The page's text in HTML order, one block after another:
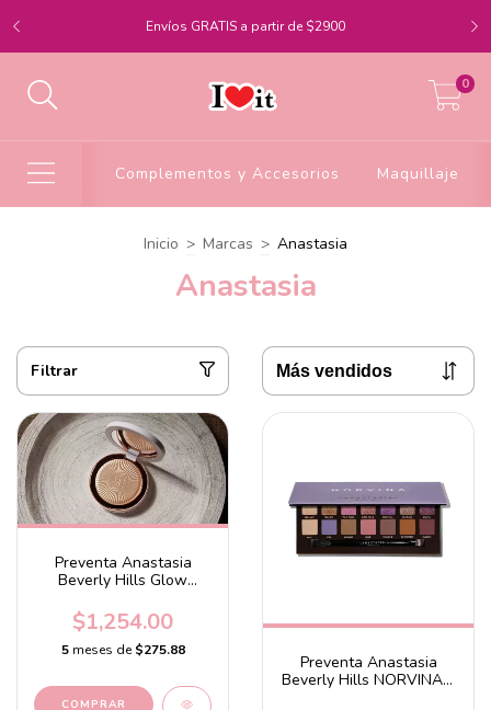
Envíos GRATIS a partir de $2900
0
Complementos y Accesorios Maquillaje
Inicio > Marcas > Anastasia
Anastasia
Filtrar
Preventa Anastasia
Beverly Hills Glow
$1,254.00
5 meses de$275.88
Preventa Anastasia
Beverly Hills NORVINA®